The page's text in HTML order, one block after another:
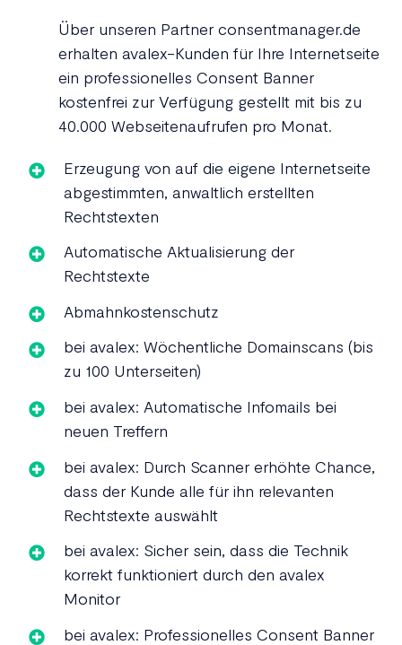
Über unseren Partner consentmanager.de
erhalten avalex-Kunden für Ihre Internetseite
ein professionelles Consent Banner
kostenfrei zur Verfügung gestellt mit bis zu
40.000 Webseitenaufrufen pro Monat.
Erzeugung von auf die eigene Internetseite
abgestimmten, anwaltlich erstellten
Rechtstexten
Automatische Aktualisierung der
Rechtstexte
Abmahnkostenschutz
bei avalex: Wöchentliche Domainscans (bis
zu 100 Unterseiten)
bei avalex: Automatische Infomails bei
neuen Treffern
bei avalex: Durch Scanner erhöhte Chance,
dass der Kunde alle für ihn relevanten
Rechtstexte auswählt
bei avalex: Sicher sein, dass die Technik
korrekt funktioniert durch den avalex
Monitor
bei avalex: Professionelles Consent Banner